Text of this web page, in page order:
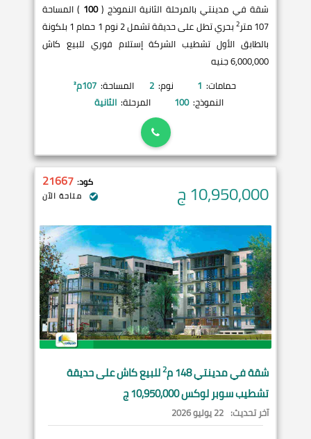
شقة في مدينتي بالمرحلة الثانية النموذج (100 ) المساحة
107 متر
2
بحري تطل على حديقة تشمل 2 نوم 1 حمام 1 بلكونة
بالطابق الأول تشطيب الشركة إستلام فوري للبيع كاش
6,000,000 جنيه
حمامات: 1 نوم: 2 المساحة: 107م²
النموذج: 100 المرحلة: الثانية
10,950,000ج كود: 21667
متاحة الآن
شقة فيمدينتي148 م 2للبيع كاش على حديقة
تشطيب سوبر لوكس 10,950,000 ج
آخر تحديث: 22 يوليو 2026